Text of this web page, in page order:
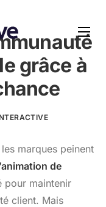
grâce à
marques peinent
de
pour maintenir
client. Mais